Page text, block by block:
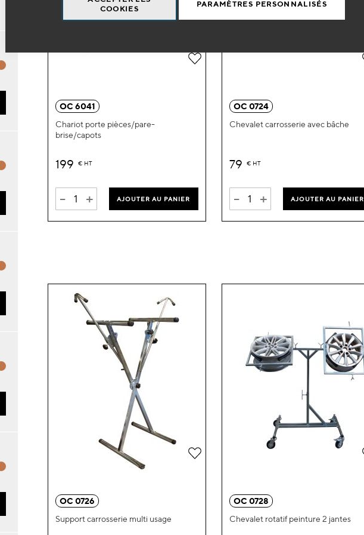
COOKIES
PARAMÈTRES PERSONNALISÉS
OC 6041
Chariot porte pièces/pare-
brise/capots
199 € HT
- + AJOUTER AU PANIER
Ajouter
OC 0724
Chevalet carrosserie avec bâche
79 € HT
- + AJOUTER AU PANIER
OC 0726
Support carrosserie multi usage
Ajouter
OC 0728
Chevalet rotatif peinture 2 jantes